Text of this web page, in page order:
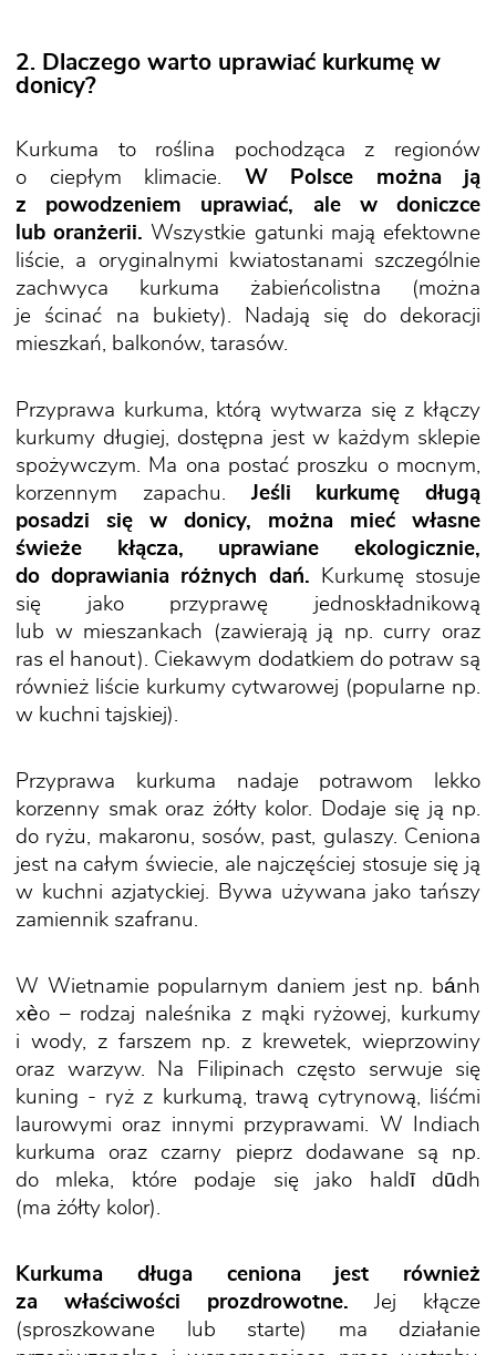
2. Dlaczego warto uprawiać kurkumę w
donicy?
Kurkuma to roślina pochodząca z regionów
o ciepłym klimacie. W Polsce można ją
z powodzeniem uprawiać, ale w doniczce
lub oranżerii. Wszystkie gatunki mają efektowne
liście, a oryginalnymi kwiatostanami szczególnie
zachwyca kurkuma żabieńcolistna (można
je ścinać na bukiety). Nadają się do dekoracji
mieszkań, balkonów, tarasów.
Przyprawa kurkuma, którą wytwarza się z kłączy
kurkumy długiej, dostępna jest w każdym sklepie
spożywczym. Ma ona postać proszku o mocnym,
korzennym zapachu. Jeśli kurkumę długą
posadzi się w donicy, można mieć własne
świeże kłącza, uprawiane ekologicznie,
do doprawiania różnych dań. Kurkumę stosuje
się jako przyprawę jednoskładnikową
lub w mieszankach (zawierają ją np. curry oraz
ras el hanout). Ciekawym dodatkiem do potraw są
również liście kurkumy cytwarowej (popularne np.
w kuchni tajskiej).
Przyprawa kurkuma nadaje potrawom lekko
korzenny smak oraz żółty kolor. Dodaje się ją np.
do ryżu, makaronu, sosów, past, gulaszy. Ceniona
jest na całym świecie, ale najczęściej stosuje się ją
w kuchni azjatyckiej. Bywa używana jako tańszy
zamiennik szafranu.
W Wietnamie popularnym daniem jest np. bánh
xèo – rodzaj naleśnika z mąki ryżowej, kurkumy
i wody, z farszem np. z krewetek, wieprzowiny
oraz warzyw. Na Filipinach często serwuje się
kuning - ryż z kurkumą, trawą cytrynową, liśćmi
laurowymi oraz innymi przyprawami. W Indiach
kurkuma oraz czarny pieprz dodawane są np.
do mleka, które podaje się jako haldī dūdh
(ma żółty kolor).
Kurkuma długa ceniona jest również
za właściwości prozdrowotne. Jej kłącze
(sproszkowane lub starte) ma działanie